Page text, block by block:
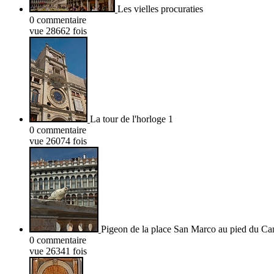
Les vielles procuraties
0 commentaire
vue 28662 fois
La tour de l'horloge 1
0 commentaire
vue 26074 fois
Pigeon de la place San Marco au pied du
0 commentaire
vue 26341 fois